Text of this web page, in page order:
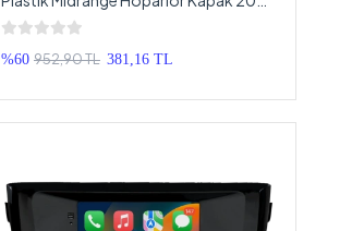
cm - 2 Adet
%60 952,90 TL 381,16 TL